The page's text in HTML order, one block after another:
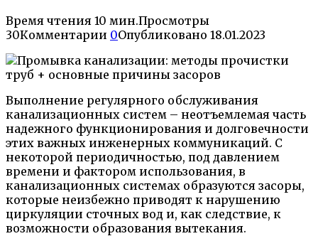
Время чтения 10 мин.Просмотры
30Комментарии 0Опубликовано 18.01.2023
Выполнение регулярного обслуживания
канализационных систем – неотъемлемая часть
надежного функционирования и долговечности
этих важных инженерных коммуникаций. С
некоторой периодичностью, под давлением
времени и фактором использования, в
канализационных системах образуются засоры,
которые неизбежно приводят к нарушению
циркуляции сточных вод и, как следствие, к
возможности образования вытекания.